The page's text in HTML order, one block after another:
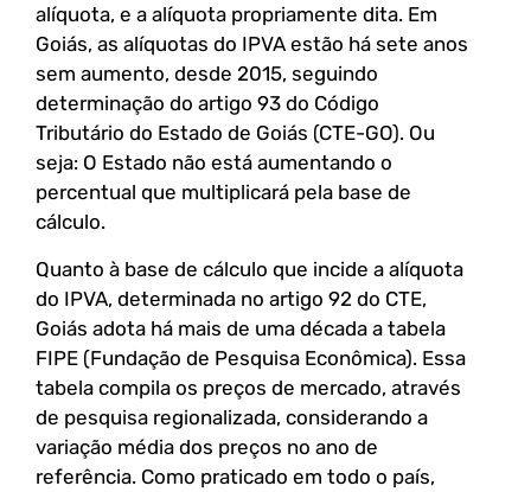
alíquota, e a alíquota propriamente dita. Em
Goiás, as alíquotas do IPVA estão há sete anos
sem aumento, desde 2015, seguindo
determinação do artigo 93 do Código
Tributário do Estado de Goiás (CTE-GO). Ou
seja: O Estado não está aumentando o
percentual que multiplicará pela base de
cálculo.
Quanto à base de cálculo que incide a alíquota
do IPVA, determinada no artigo 92 do CTE,
Goiás adota há mais de uma década a tabela
FIPE (Fundação de Pesquisa Econômica). Essa
tabela compila os preços de mercado, através
de pesquisa regionalizada, considerando a
variação média dos preços no ano de
referência. Como praticado em todo o país,